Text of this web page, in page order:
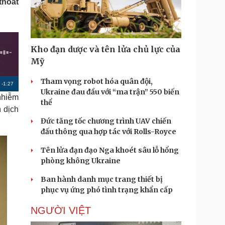
Doanh nghiệp 24h
Doanh nhân
Vì cộng đồng
Tin Công nghệ
Trải nghiệm
Chuyển đổi số
lịch
Tour
Podcast
Đọc truyện đêm khuya
Cửa sổ tình yêu
R
e
m
-1:27
dịch
Kho đạn dược và tên lửa chủ lực của
Mỹ
Tham vọng robot hóa quân đội,
Ukraine đau đầu với “ma trận” 550 biến
thể
Đức tăng tốc chương trình UAV chiến
đấu thông qua hợp tác với Rolls-Royce
Tên lửa đạn đạo Nga khoét sâu lỗ hổng
phòng không Ukraine
Ban hành danh mục trang thiết bị
phục vụ ứng phó tình trạng khẩn cấp
NGƯỜI VIỆT